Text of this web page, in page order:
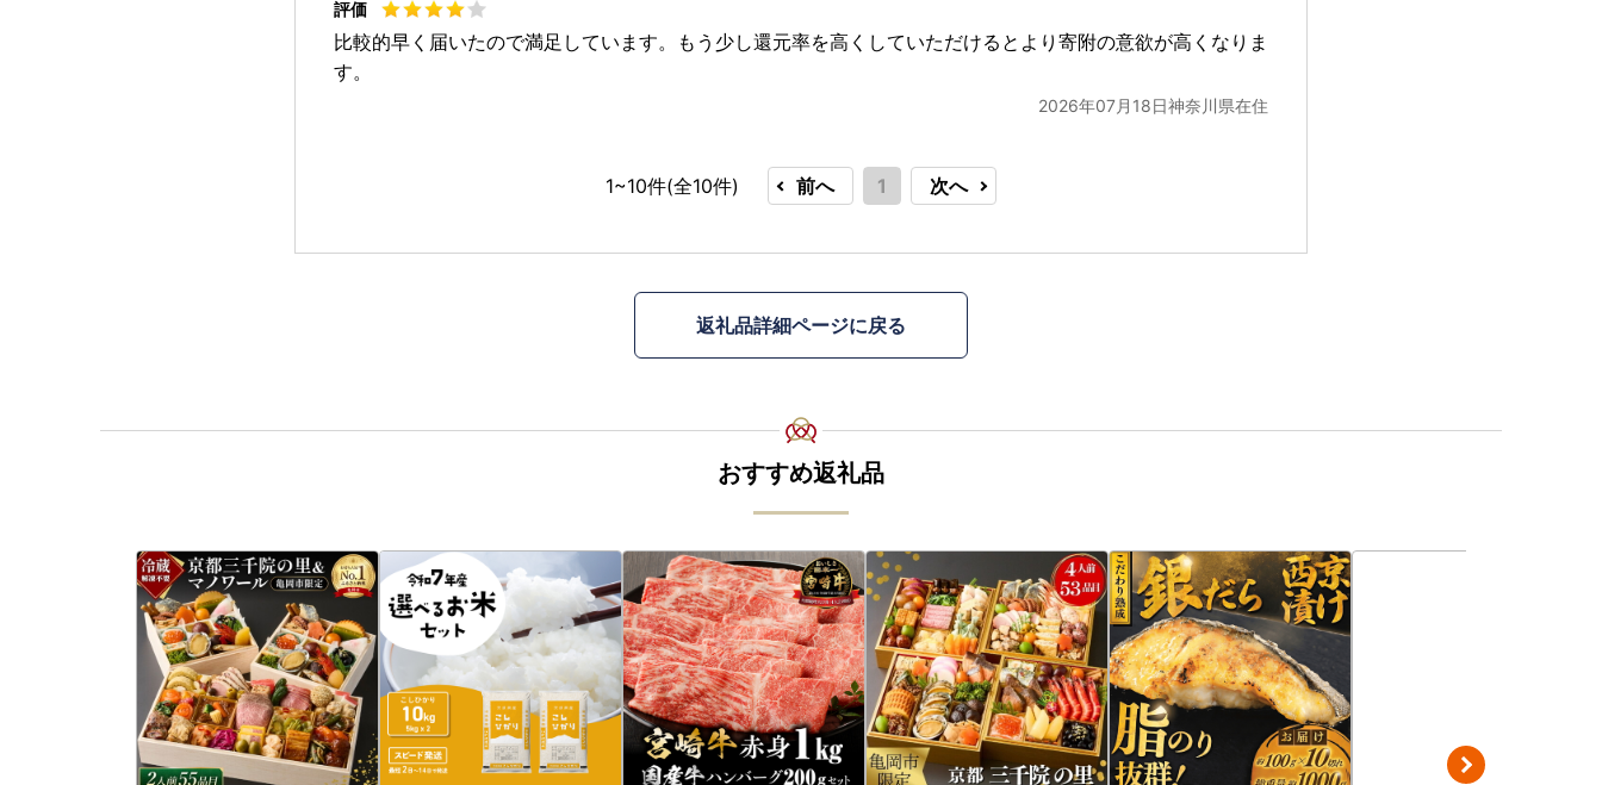
比較的早く届いたので満足しています。もう少し還元率を高くしていただけるとより寄附の意欲が高くなりま
す。
2026年07月18日神奈川県在住
1~10件(全10件) 前へ 1 次へ
返礼品詳細ページに戻る
おすすめ返礼品